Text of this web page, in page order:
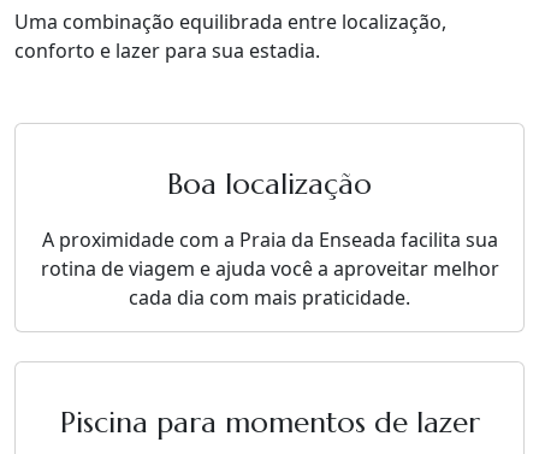
Uma combinação equilibrada entre localização,
conforto e lazer para sua estadia.
Boa localização
A proximidade com a Praia da Enseada facilita sua
rotina de viagem e ajuda você a aproveitar melhor
cada dia com mais praticidade.
Piscina para momentos de lazer